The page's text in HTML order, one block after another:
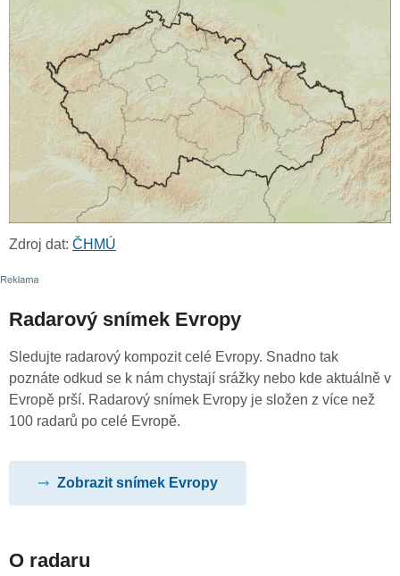
Zdroj dat: ČHMÚ
Radarový snímek Evropy
Sledujte radarový kompozit celé Evropy. Snadno tak
poznáte odkud se k nám chystají srážky nebo kde aktuálně v
Evropě prší. Radarový snímek Evropy je složen z více než
100 radarů po celé Evropě.
Zobrazit snímek Evropy
O radaru